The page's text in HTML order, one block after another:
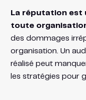
La réputation est
toute
des dommages
organisation. Un
réalisé peut
les stratégies pour